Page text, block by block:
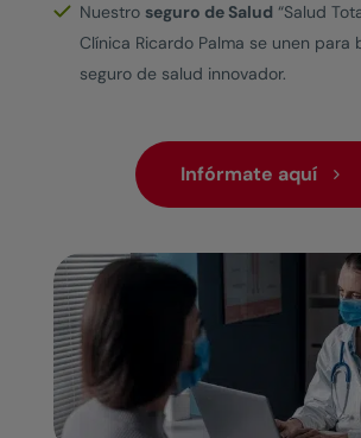
Nuestro seguro de Salud “Salud
Clínica Ricardo Palma se unen para
seguro de salud innovador.
Infórmate aquí